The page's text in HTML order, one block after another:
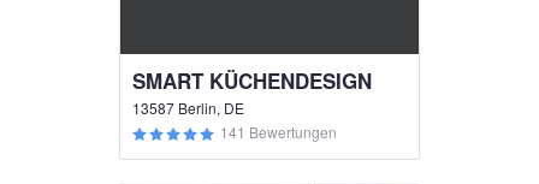
SMART KÜCHENDESIGN
13587 Berlin, DE
141 Bewertungen